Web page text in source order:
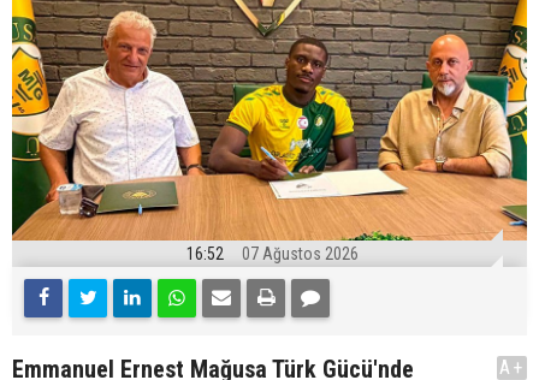
16:52 07 Ağustos 2026
Emmanuel Ernest Mağusa Türk Gücü'nde
A+